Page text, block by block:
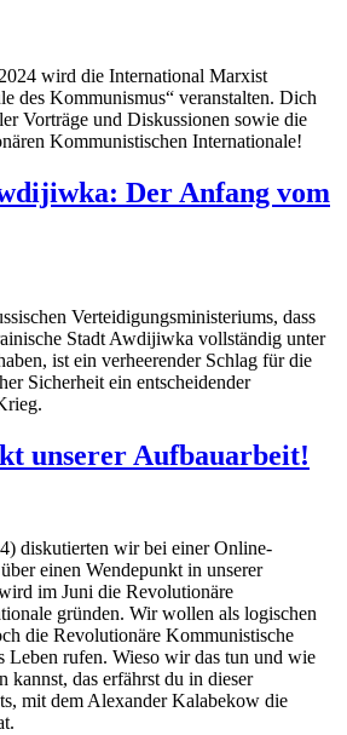
wird die International Marxist
des Kommunismus“ veranstalten. Dich
Vorträge und Diskussionen sowie die
Kommunistischen Internationale!
Der Anfang vom
Verteidigungsministeriums, dass
Stadt Awdijiwka vollständig unter
ist ein verheerender Schlag für die
Sicherheit ein entscheidender
unserer Aufbauarbeit!
diskutierten wir bei einer Online-
einen Wendepunkt in unserer
im Juni die Revolutionäre
gründen. Wir wollen als logischen
die Revolutionäre Kommunistische
Leben rufen. Wieso wir das tun und wie
kannst, das erfährst du in dieser
mit dem Alexander Kalabekow die